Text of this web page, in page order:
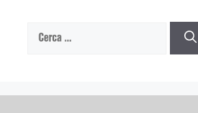
Cerca: